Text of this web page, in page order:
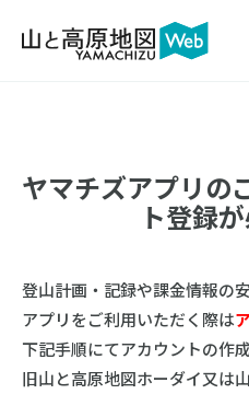
ヤマチズアプリの
ト登録
登山計画・記録や課金情報の
アプリをご利用いただく際は
下記手順にてアカウントの作
旧山と高原地図ホーダイ又は